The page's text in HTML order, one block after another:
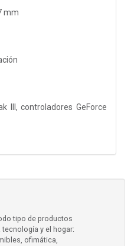
mm
III, controladores GeForce
tipo de productos
y el hogar:
ofimática,